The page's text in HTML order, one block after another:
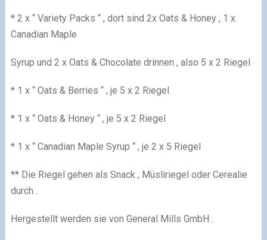
* 2 x “ Variety Packs “ , dort sind 2x Oats & Honey , 1 x
Canadian Maple
Syrup und 2 x Oats & Chocolate drinnen , also 5 x 2 Riegel
* 1 x “ Oats & Berries “ , je 5 x 2 Riegel
* 1 x “ Oats & Honey “ , je 5 x 2 Riegel
* 1 x “ Canadian Maple Syrup “ , je 2 x 5 Riegel
** Die Riegel gehen als Snack , Müsliriegel oder Cerealie
durch .
Hergestellt werden sie von General Mills GmbH .